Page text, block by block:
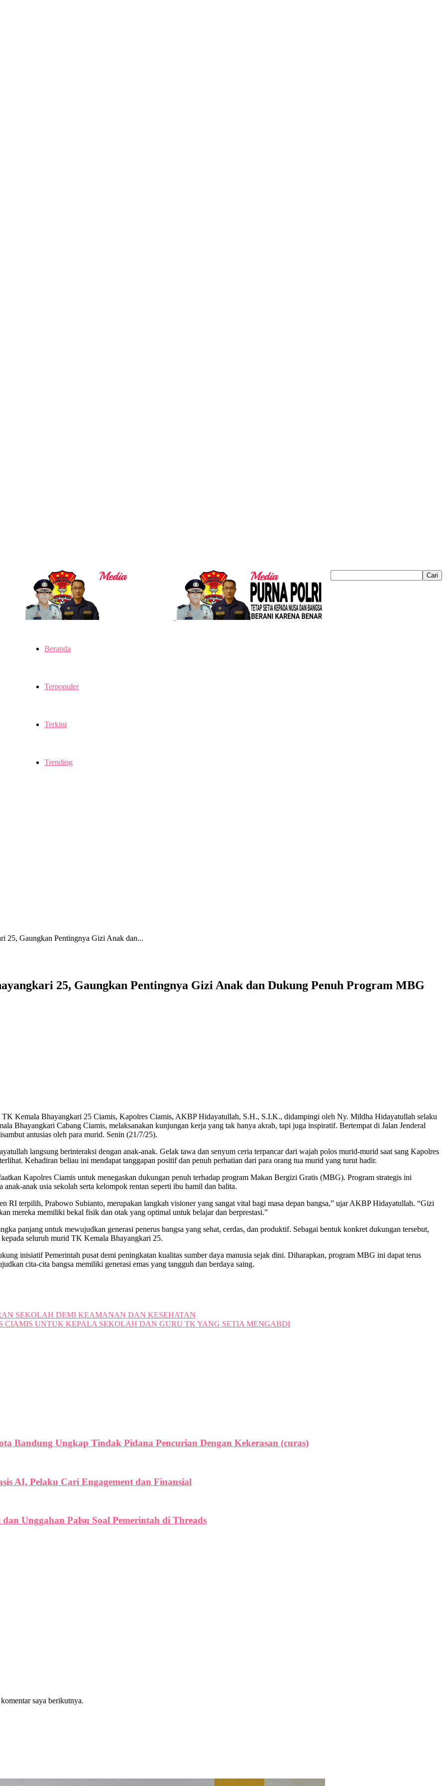
Beranda
Terpopuler
Terkini
Trending
25, Gaungkan Pentingnya Gizi Anak dan...
25, Gaungkan Pentingnya Gizi Anak dan Dukung Penuh Program MBG
TK Kemala Bhayangkari 25 Ciamis, Kapolres Ciamis, AKBP Hidayatullah, S.H., S.I.K., didampingi oleh Ny. Mildha Hidayatullah selaku
Bhayangkari Cabang Ciamis, melaksanakan kunjungan kerja yang tak hanya akrab, tapi juga inspiratif. Bertempat di Jalan Jenderal
antusias oleh para murid. Senin (21/7/25).
langsung berinteraksi dengan anak-anak. Gelak tawa dan senyum ceria terpancar dari wajah polos murid-murid saat sang Kapolres
Kehadiran beliau ini mendapat tanggapan positif dan penuh perhatian dari para orang tua murid yang turut hadir.
Kapolres Ciamis untuk menegaskan dukungan penuh terhadap program Makan Bergizi Gratis (MBG). Program strategis ini
anak usia sekolah serta kelompok rentan seperti ibu hamil dan balita.
RI terpilih, Prabowo Subianto, merupakan langkah visioner yang sangat vital bagi masa depan bangsa,” ujar AKBP Hidayatullah. “Gizi
mereka memiliki bekal fisik dan otak yang optimal untuk belajar dan berprestasi.”
panjang untuk mewujudkan generasi penerus bangsa yang sehat, cerdas, dan produktif. Sebagai bentuk konkret dukungan tersebut,
seluruh murid TK Kemala Bhayangkari 25.
inisiatif Pemerintah pusat demi peningkatan kualitas sumber daya manusia sejak dini. Diharapkan, program MBG ini dapat terus
cita-cita bangsa memiliki generasi emas yang tangguh dan berdaya saing.
SEKOLAH DEMI KEAMANAN DAN KESEHATAN
CIAMIS UNTUK KEPALA SEKOLAH DAN GURU TK YANG SETIA MENGABDI
Bandung Ungkap Tindak Pidana Pencurian Dengan Kekerasan (curas)
AI, Pelaku Cari Engagement dan Finansial
Unggahan Palsu Soal Pemerintah di Threads
saya berikutnya.